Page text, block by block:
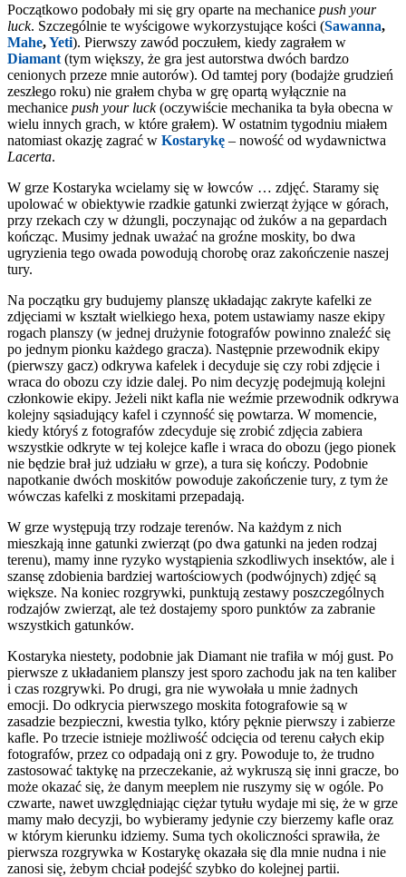
Początkowo podobały mi się gry oparte na mechanice push your
luck. Szczególnie te wyścigowe wykorzystujące kości (Sawanna,
Mahe,Yeti). Pierwszy zawód poczułem, kiedy zagrałem w
Diamant (tym większy, że gra jest autorstwa dwóch bardzo
cenionych przeze mnie autorów). Od tamtej pory (bodajże grudzień
zeszłego roku) nie grałem chyba w grę opartą wyłącznie na
mechanice push your luck(oczywiście mechanika ta była obecna w
wielu innych grach, w które grałem). W ostatnim tygodniu miałem
natomiast okazję zagrać w Kostarykę – nowość od wydawnictwa
Lacerta.
W grze Kostaryka wcielamy się w łowców … zdjęć. Staramy się
upolować w obiektywie rzadkie gatunki zwierząt żyjące w górach,
przy rzekach czy w dżungli, poczynając od żuków a na gepardach
kończąc. Musimy jednak uważać na groźne moskity, bo dwa
ugryzienia tego owada powodują chorobę oraz zakończenie naszej
tury.
Na początku gry budujemy planszę układając zakryte kafelki ze
zdjęciami w kształt wielkiego hexa, potem ustawiamy nasze ekipy
rogach planszy (w jednej drużynie fotografów powinno znaleźć się
po jednym pionku każdego gracza). Następnie przewodnik ekipy
(pierwszy gacz) odkrywa kafelek i decyduje się czy robi zdjęcie i
wraca do obozu czy idzie dalej. Po nim decyzję podejmują kolejni
członkowie ekipy. Jeżeli nikt kafla nie weźmie przewodnik odkrywa
kolejny sąsiadujący kafel i czynność się powtarza. W momencie,
kiedy któryś z fotografów zdecyduje się zrobić zdjęcia zabiera
wszystkie odkryte w tej kolejce kafle i wraca do obozu (jego pionek
nie będzie brał już udziału w grze), a tura się kończy. Podobnie
napotkanie dwóch moskitów powoduje zakończenie tury, z tym że
wówczas kafelki z moskitami przepadają.
W grze występują trzy rodzaje terenów. Na każdym z nich
mieszkają inne gatunki zwierząt (po dwa gatunki na jeden rodzaj
terenu), mamy inne ryzyko wystąpienia szkodliwych insektów, ale i
szansę zdobienia bardziej wartościowych (podwójnych) zdjęć są
większe. Na koniec rozgrywki, punktują zestawy poszczególnych
rodzajów zwierząt, ale też dostajemy sporo punktów za zabranie
wszystkich gatunków.
Kostaryka niestety, podobnie jak Diamant nie trafiła w mój gust. Po
pierwsze z układaniem planszy jest sporo zachodu jak na ten kaliber
i czas rozgrywki. Po drugi, gra nie wywołała u mnie żadnych
emocji. Do odkrycia pierwszego moskita fotografowie są w
zasadzie bezpieczni, kwestia tylko, który pęknie pierwszy i zabierze
kafle. Po trzecie istnieje możliwość odcięcia od terenu całych ekip
fotografów, przez co odpadają oni z gry. Powoduje to, że trudno
zastosować taktykę na przeczekanie, aż wykruszą się inni gracze, bo
może okazać się, że danym meeplem nie ruszymy się w ogóle. Po
czwarte, nawet uwzględniając ciężar tytułu wydaje mi się, że w grze
mamy mało decyzji, bo wybieramy jedynie czy bierzemy kafle oraz
w którym kierunku idziemy. Suma tych okoliczności sprawiła, że
pierwsza rozgrywka w Kostarykę okazała się dla mnie nudna i nie
zanosi się, żebym chciał podejść szybko do kolejnej partii.